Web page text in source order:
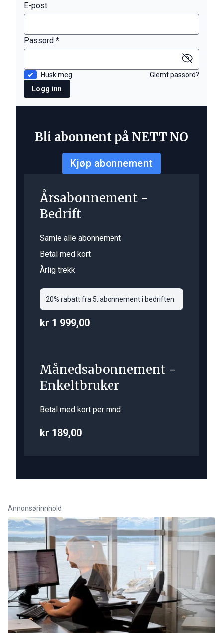
E-post
Passord *
Husk meg
Glemt passord?
Logg inn
Bli abonnent på NETT NO
Kjøp abonnement
Årsabonnement -
Bedrift
Samle alle abonnement
Betal med kort
Årlig trekk
20% rabatt fra 5. abonnement i bedriften.
kr 1 999,00
Månedsabonnement -
Enkeltbruker
Betal med kort per mnd
kr 189,00
Annonsørinnhold